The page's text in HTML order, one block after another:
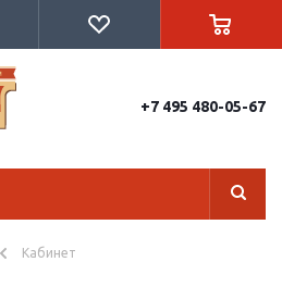
+7 495 480-05-67
Кабинет